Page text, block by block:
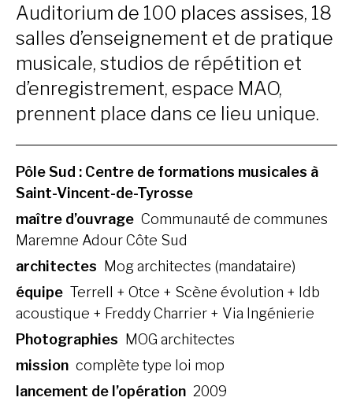
Auditorium de 100 places assises, 18
salles d’enseignement et de pratique
musicale, studios de répétition et
d’enregistrement, espace MAO,
prennent place dans ce lieu unique.
Pôle Sud : Centre de formations musicales à
Saint-Vincent-de-Tyrosse
maître d’ouvrage Communauté de communes
Maremne Adour Côte Sud
architectes
Mog architectes (mandataire)
équipe Terrell + Otce + Scène évolution + Idb
acoustique + Freddy Charrier + Via Ingénierie
Photographies
MOG architectes
mission complète type loi mop
lancement de l’opération 2009